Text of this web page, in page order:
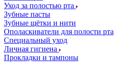
Уход за полостью рта
Зубные пасты
Зубные щётки и нити
Ополаскиватели для полости рта
Специальный уход
Личная гигиена
Прокладки и тампоны